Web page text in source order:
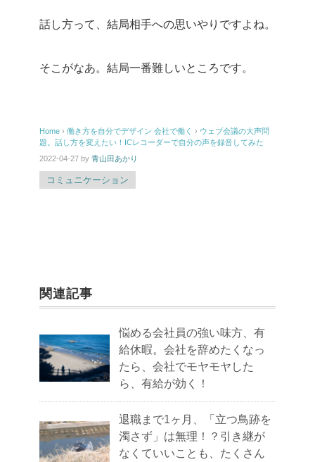
話し方って、結局相手への思いやりですよね。
そこがなあ。結局一番難しいところです。
Home › 働き方を自分でデザイン 会社で働く › ウェブ会議の大声問
題。話し方を変えたい！ICレコーダーで自分の声を録音してみた
2022-04-27 by 青山田あかり
コミュニケーション
関連記事
悩める会社員の強い味方、有
給休暇。会社を辞めたくなっ
たら、会社でモヤモヤした
ら、有給が効く！
退職まで1ヶ月、「立つ鳥跡を
濁さず」は無理！？引き継が
なくていいことも、たくさん